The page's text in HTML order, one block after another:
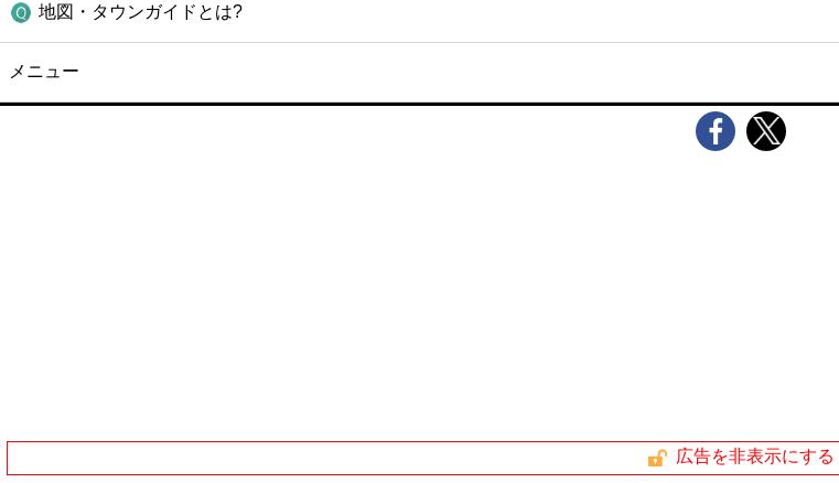
地図・タウンガイドとは?
メニュー
広告を非表示にする